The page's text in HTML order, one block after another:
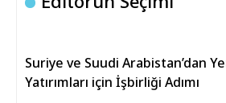
Suriye ve Suudi Arabistan’dan
Yatırımları için İşbirliği Adımı